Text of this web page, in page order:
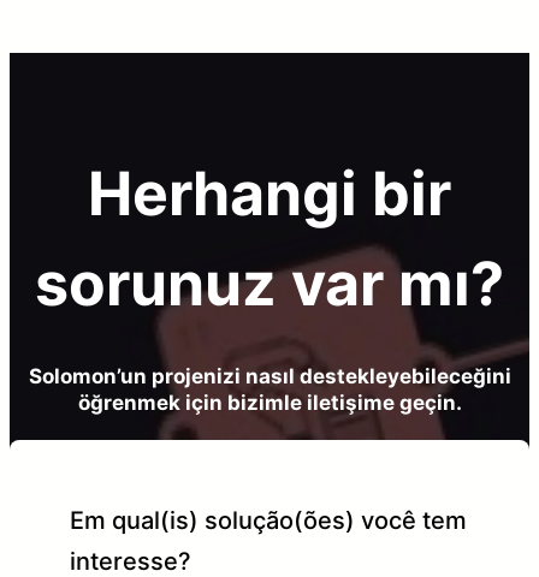
Herhangi bir
sorunuz var mı?
Solomon’un projenizi nasıl destekleyebileceğini
öğrenmek için bizimle iletişime geçin.
Em qual(is) solução(ões) você tem
interesse?